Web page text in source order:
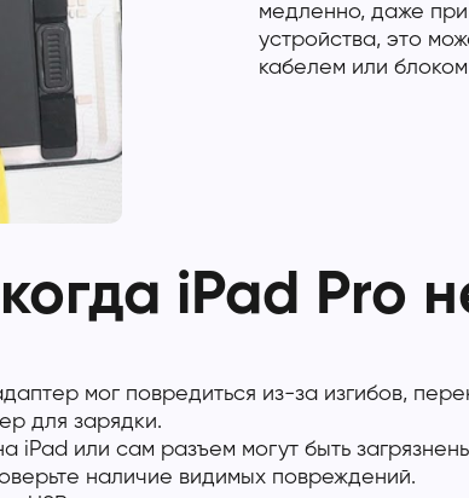
медленно, даже при
устройства, это
кабелем или
iPad Pro
мог повредиться из-за изгибов,
для зарядки.
или сам разъем могут быть
наличие видимых повреждений.